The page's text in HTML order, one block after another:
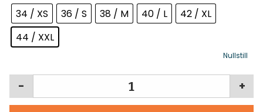
34 / XS 36 / S 38 / M 40 / L
42 / XL
44 / XXL
Nullstill
+
-